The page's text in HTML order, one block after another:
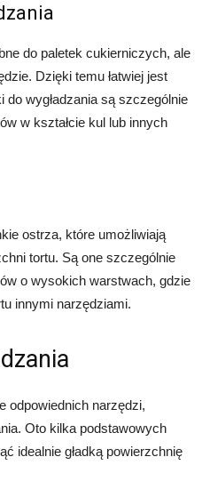
do paletek cukierniczych, ale
Dzięki temu łatwiej jest
do wygładzania są szczególnie
w kształcie kul lub innych
ostrza, które umożliwiają
tortu. Są one szczególnie
o wysokich warstwach, gdzie
innymi narzędziami.
odpowiednich narzędzi,
Oto kilka podstawowych
idealnie gładką powierzchnię